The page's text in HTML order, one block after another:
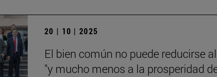
20 | 10 | 2025
El bien común no puede reducirse
"y mucho menos a la prosperidad